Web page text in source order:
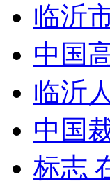
临沂
中国
临沂
中国
标志